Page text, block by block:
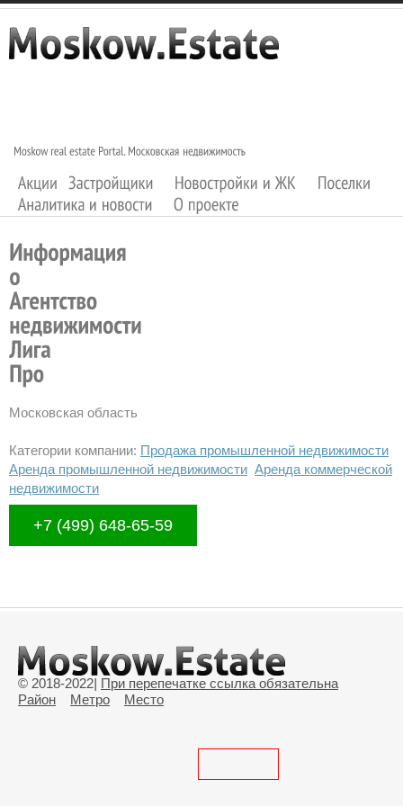
Московская область
Категории компании: Продажа промышленной недвижимости
Аренда промышленной недвижимости Аренда коммерческой
недвижимости
+7 (499) 648-65-59
© 2018-2022| При перепечатке ссылка обязательна
Район
Метро Место